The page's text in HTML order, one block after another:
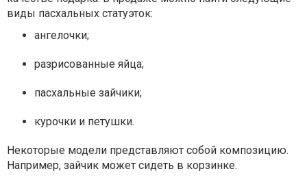
виды пасхальных статуэток:
ангелочки;
разрисованные яйца;
пасхальные зайчики;
курочки и петушки.
Некоторые модели представляют собой композицию.
Например, зайчик может сидеть в корзинке.